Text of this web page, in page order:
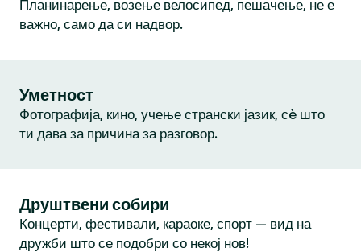
Планинарење, возење велосипед, пешачење, не е
важно, само да си надвор.
Уметност
Фотографија, кино, учење странски јазик, сè што
ти дава за причина за разговор.
Друштвени собири
Концерти, фестивали, караоке, спорт — вид на
дружби што се подобри со некој нов!